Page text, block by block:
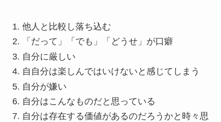
他人と比較し落ち込む
「だって」「でも」「どうせ」が口癖
自分に厳しい
自自分は楽しんではいけないと感じてしまう
自分が嫌い
自分はこんなものだと思っている
自分は存在する価値があるのだろうかと時々思